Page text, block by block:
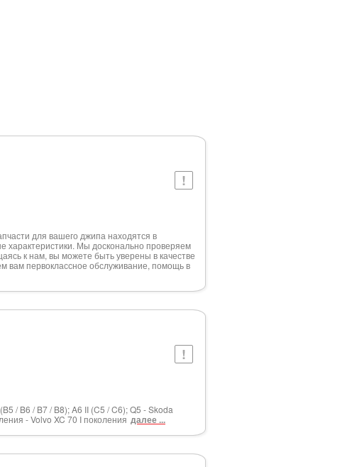
для вашего джипа находятся в
характеристики. Мы досконально проверяем
к нам, вы можете быть уверены в качестве
вам первоклассное обслуживание, помощь в
/ B6 / B7 / B8); A6 II (C5 / C6); Q5 - Skoda
- Volvo XC 70 I поколения далее ...